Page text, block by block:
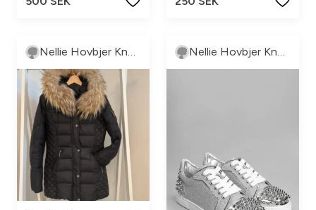
Nellie Hovbjer Knutsson Nellie Hovbjer Knutsson